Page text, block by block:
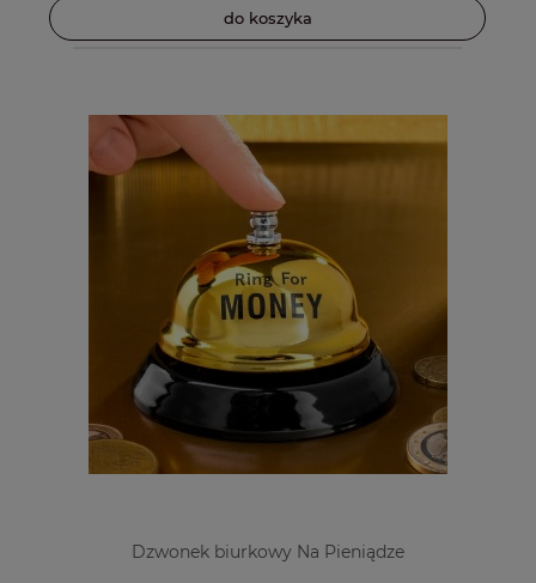
do koszyka
Dzwonek biurkowy Na Pieniądze